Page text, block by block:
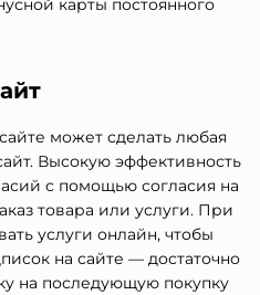
карты постоянного
может сделать любая
Высокую эффективность
с помощью согласия на
товара или услуги. При
услуги онлайн, чтобы
на сайте — достаточно
на последующую покупку